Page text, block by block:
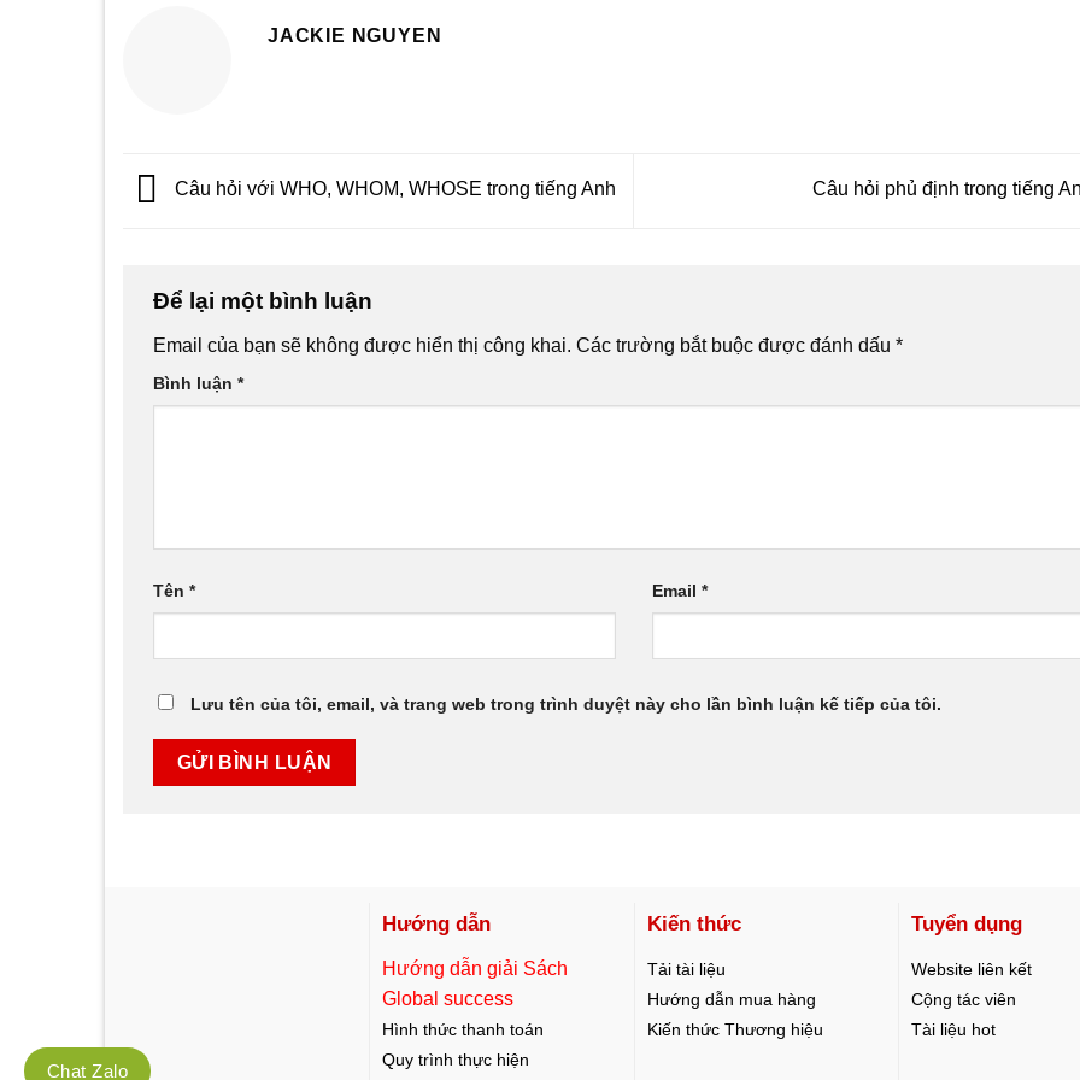
JACKIE NGUYEN
Câu hỏi với WHO, WHOM, WHOSE trong tiếng Anh Câu hỏi phủ định trong tiếng
Để lại một bình luận
Email của bạn sẽ không được hiển thị công khai. Các trường bắt buộc được đánh dấu *
Bình luận *
Tên * Email *
Lưu tên của tôi, email, và trang web trong trình duyệt này cho lần bình luận kế tiếp của tôi.
Hướng dẫn
Hướng dẫn giải Sách
Global success
Hình thức thanh toán
Quy trình thực hiện
Kiến thức
Tải tài liệu
Hướng dẫn mua hàng
Kiến thức Thương hiệu
Tuyển dụng
Website liên kết
Cộng tác viên
Tài liệu hot
Chat Zalo